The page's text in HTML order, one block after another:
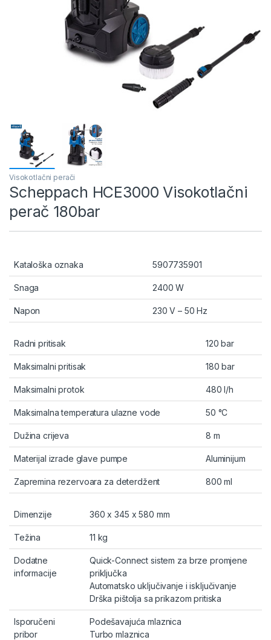
Visokotlačni perači
Scheppach HCE3000 Visokotlačni
perač 180bar
Kataloška oznaka 5907735901
Snaga 2400 W
Napon 230 V – 50 Hz
Radni pritisak 120 bar
Maksimalni pritisak 180 bar
Maksimalni protok 480 l/h
Maksimalna temperatura ulazne vode 50 °C
Dužina crijeva 8 m
Materijal izrade glave pumpe Aluminijum
Zapremina rezervoara za deterdžent 800 ml
Dimenzije 360 x 345 x 580 mm
Težina 11 kg
Dodatne
informacije
Quick-Connect sistem za brze promjene
priključka
Automatsko uključivanje i isključivanje
Drška pištolja sa prikazom pritiska
Isporučeni
pribor
Podešavajuća mlaznica
Turbo mlaznica